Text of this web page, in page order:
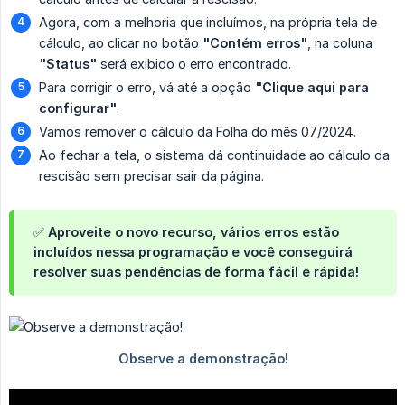
Agora, com a melhoria que incluímos, na própria tela de
cálculo, ao clicar no botão "Contém erros" , na coluna
"Status" será exibido o erro encontrado.
Para corrigir o erro, vá até a opção "Clique aqui para
configurar".
Vamos remover o cálculo da Folha do mês 07/2024.
Ao fechar a tela, o sistema dá continuidade ao cálculo da
rescisão sem precisar sair da página.
✅ Aproveite o novo recurso, vários erros estão
incluídos nessa programação e você conseguirá
resolver suas pendências de forma fácil e rápida!